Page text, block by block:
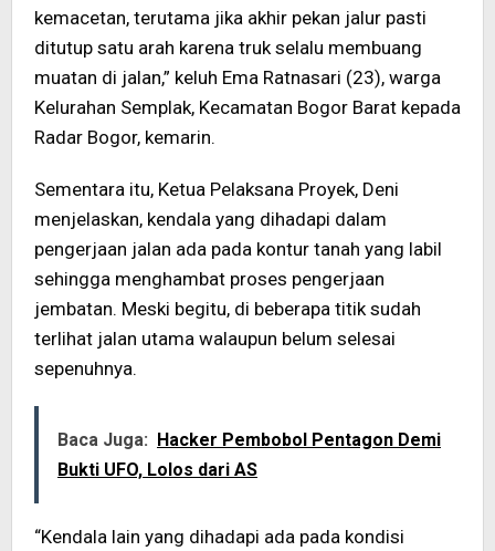
kemacetan, terutama jika akhir pekan jalur pasti
ditutup satu arah karena truk selalu membuang
muatan di jalan,” keluh Ema Ratnasari (23), warga
Kelurahan Semplak, Kecamatan Bogor Barat kepada
Radar Bogor, kemarin.
Sementara itu, Ketua Pelaksana Proyek, Deni
menjelaskan, kendala yang dihadapi dalam
pengerjaan jalan ada pada kontur tanah yang labil
sehingga menghambat proses pengerjaan
jembatan. Meski begitu, di beberapa titik sudah
terlihat jalan utama walaupun belum selesai
sepenuhnya.
Baca Juga: Hacker Pembobol Pentagon Demi
Bukti UFO, Lolos dari AS
“Kendala lain yang dihadapi ada pada kondisi